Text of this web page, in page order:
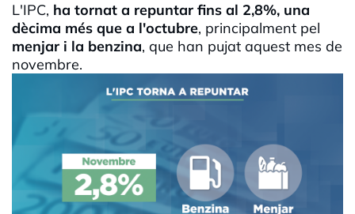
L'IPC, ha tornat a repuntar fins al 2,8%, una
dècima més que a l'octubre, principalment pel
menjar i la benzina, que han pujat aquest mes de
novembre.